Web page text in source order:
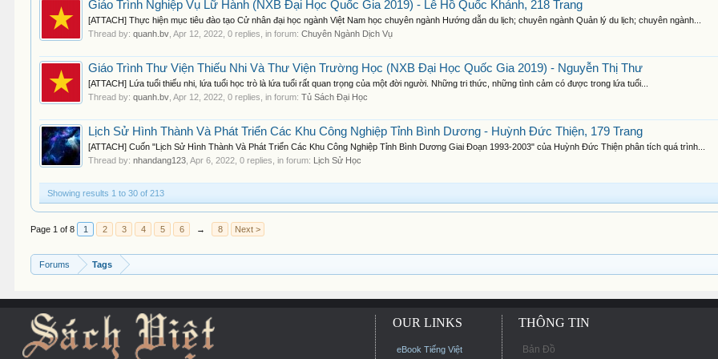
Giáo Trình Nghiệp Vụ Lữ Hành (NXB Đại Học Quốc Gia 2019) - Lê Hồ Quốc Khánh, 218 Trang
[ATTACH] Thực hiện mục tiêu đào tạo Cử nhân đại học ngành Việt Nam học chuyên ngành Hướng dẫn du lịch; chuyên ngành Quản lý du lịch; chuyên ngành...
Thread by:quanh.bv ,Apr 12, 2022 , 0 replies, in forum:Chuyên Ngành Dịch Vụ
Giáo Trình Thư Viện Thiếu Nhi Và Thư Viện Trường Học (NXB Đại Học Quốc Gia 2019) - Nguyễn Thị Thư
[ATTACH] Lứa tuổi thiếu nhi, lứa tuổi học trò là lứa tuổi rất quan trọng của một đời người. Những tri thức, những tình cảm có được trong lứa tuổi...
Thread by:quanh.bv ,Apr 12, 2022 , 0 replies, in forum:Tủ Sách Đại Học
Lịch Sử Hình Thành Và Phát Triển Các Khu Công Nghiệp Tỉnh Bình Dương - Huỳnh Đức Thiện, 179 Trang
[ATTACH] Cuốn "Lịch Sử Hình Thành Và Phát Triển Các Khu Công Nghiệp Tỉnh Bình Dương Giai Đoạn 1993-2003" của Huỳnh Đức Thiện phân tích quá trình...
Thread by:nhandang123 ,Apr 6, 2022 , 0 replies, in forum: Lịch Sử Học
Showing results 1 to 30 of 213
Page 1 of 8 1 2 3 4 5 6 → 8 Next >
Forums Tags
OUR LINKS
eBook Tiếng Việt
THÔNG TIN
Bản Đồ